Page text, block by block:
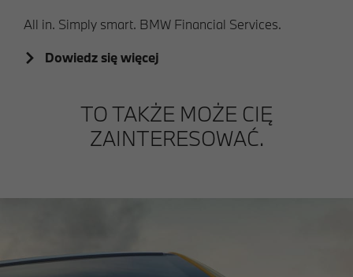
All in. Simply smart. BMW Financial Services.
Dowiedz się więcej
TO TAKŻE MOŻE CIĘ
ZAINTERESOWAĆ.